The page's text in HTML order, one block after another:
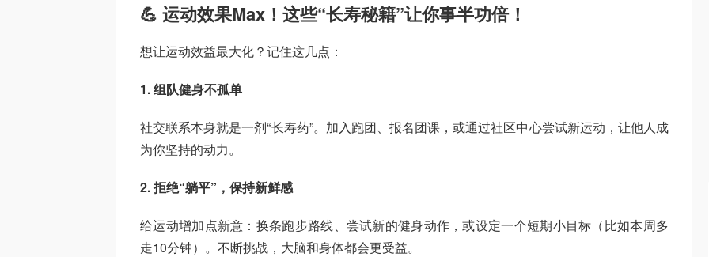
💪 运动效果Max！这些“长寿秘籍”让你事半功倍！
想让运动效益最大化？记住这几点：
1. 组队健身不孤单
社交联系本身就是一剂“长寿药”。加入跑团、报名团课，或通过社区中心尝试新运动，让他人成
为你坚持的动力。
2. 拒绝“躺平”，保持新鲜感
给运动增加点新意：换条跑步路线、尝试新的健身动作，或设定一个短期小目标（比如本周多
走10分钟）。不断挑战，大脑和身体都会更受益。